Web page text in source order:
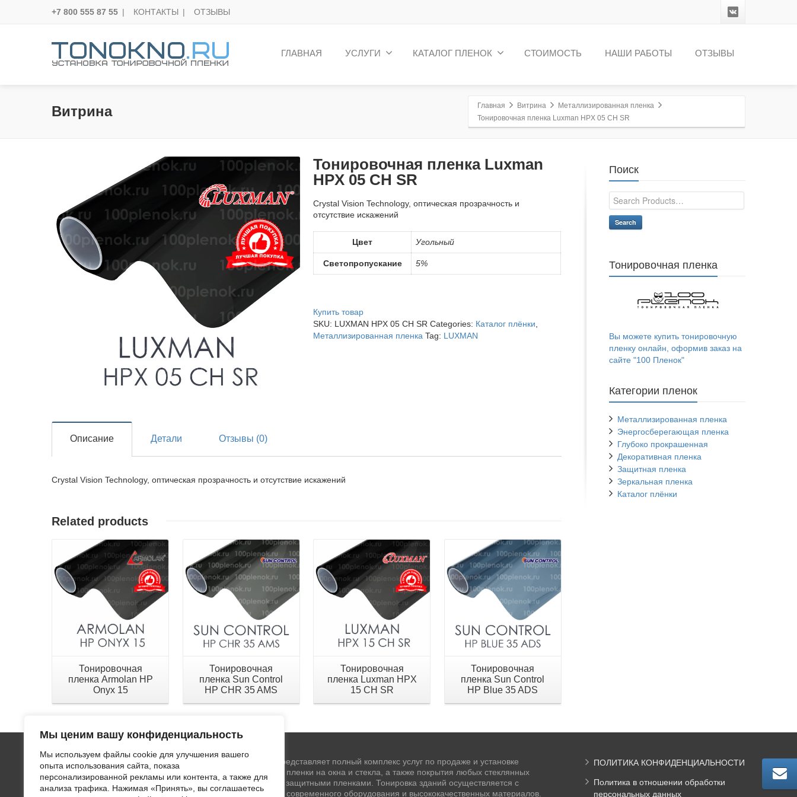
Мы ценим вашу конфиденциальность
Мы используем файлы cookie для улучшения вашего
опыта использования сайта, показа
персонализированной рекламы или контента, а также для
анализа трафика. Нажимая «Принять», вы соглашаетесь
+7 800 555 87 55 | КОНТАКТЫ | ОТЗЫВЫ
ГЛАВНАЯ УСЛУГИ КАТАЛОГ ПЛЕНОК СТОИМОСТЬ НАШИ РАБОТЫ ОТЗЫВЫ
Витрина Главная Витрина
Металлизированная пленка
Тонировочная пленка Luxman HPX 05 CH SR
Тонировочная пленка Luxman
HPX 05 CH SR
Crystal Vision Technology, оптическая прозрачность и
отсутствие искажений
Цвет Угольный
Светопропускание 5%
Купить товар
SKU: LUXMAN HPX 05 CH SR Categories: Каталог плёнки
Металлизированная пленка Tag: LUXMAN
Описание Детали Отзывы (0)
Crystal Vision Technology, оптическая прозрачность и отсутствие искажений
Related products
Детали
Тонировочная
пленка Armolan HP
Onyx 15
Тонировочная
пленка Sun Control
HP CHR 35 AMS
Тонировочная
пленка Luxman HPX
15 CH SR
Тонировочная
пленка Sun Control
HP Blue 35 ADS
Поиск
Search
Тонировочная пленка
Вы можете купить тонировочную
пленку онлайн, оформив заказ на
сайте "100 Пленок"
Категории пленок
Металлизированная пленка
Энергосберегающая пленка
Глубоко прокрашенная
Декоративная пленка
Защитная пленка
Зеркальная пленка
Каталог плёнки
ООО "ЛВИ" представляет полный комплекс услуг по продаже и установке
тонировочной пленки на окна и стекла, а также покрытия любых стеклянных
поверхностей защитными пленками. Тонировка зданий осуществляется с
применением современного оборудования и высококачественных материалов.
ПОЛИТИКА КОНФИДЕНЦИАЛЬНОСТИ
Политика в отношении обработки
персональных данных